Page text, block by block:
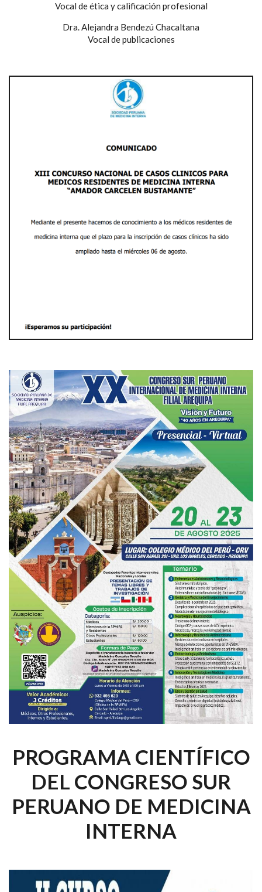
Vocal de ética y calificación profesional
Dra. Alejandra Bendezú Chacaltana
Vocal de publicaciones
PROGRAMA CIENTÍFICO
DEL CONGRESO SUR
PERUANO DE MEDICINA
INTERNA